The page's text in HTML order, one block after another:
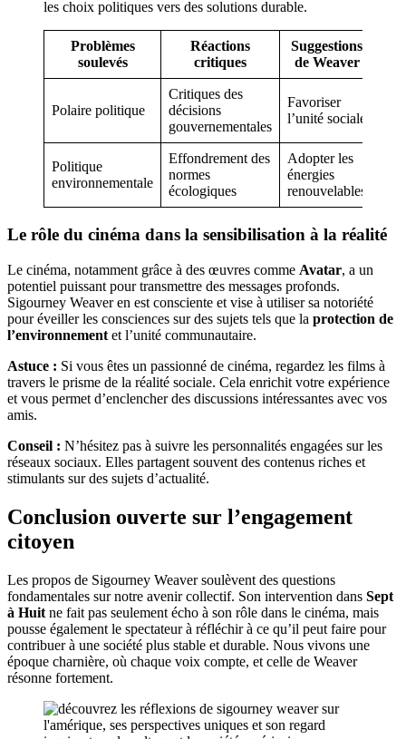
les choix politiques vers des solutions durable.
Problèmes
soulevés
Réactions
critiques
Suggestions
de Weaver
Polaire politique
Critiques des
décisions
gouvernementales
Favoriser
l’unité sociale
Politique
environnementale
Effondrement des
normes
écologiques
Adopter les
énergies
renouvelables
Le rôle du cinéma dans la sensibilisation à la réalité
Le cinéma, notamment grâce à des œuvres comme Avatar, a un
potentiel puissant pour transmettre des messages profonds.
Sigourney Weaver en est consciente et vise à utiliser sa notoriété
pour éveiller les consciences sur des sujets tels que la protection de
l’environnement et l’unité communautaire.
Astuce : Si vous êtes un passionné de cinéma, regardez les films à
travers le prisme de la réalité sociale. Cela enrichit votre expérience
et vous permet d’enclencher des discussions intéressantes avec vos
amis.
Conseil : N’hésitez pas à suivre les personnalités engagées sur les
réseaux sociaux. Elles partagent souvent des contenus riches et
stimulants sur des sujets d’actualité.
Conclusion ouverte sur l’engagement
citoyen
Les propos de Sigourney Weaver soulèvent des questions
fondamentales sur notre avenir collectif. Son intervention dans Sept
à Huit ne fait pas seulement écho à son rôle dans le cinéma, mais
pousse également le spectateur à réfléchir à ce qu’il peut faire pour
contribuer à une société plus stable et durable. Nous vivons une
époque charnière, où chaque voix compte, et celle de Weaver
résonne fortement.